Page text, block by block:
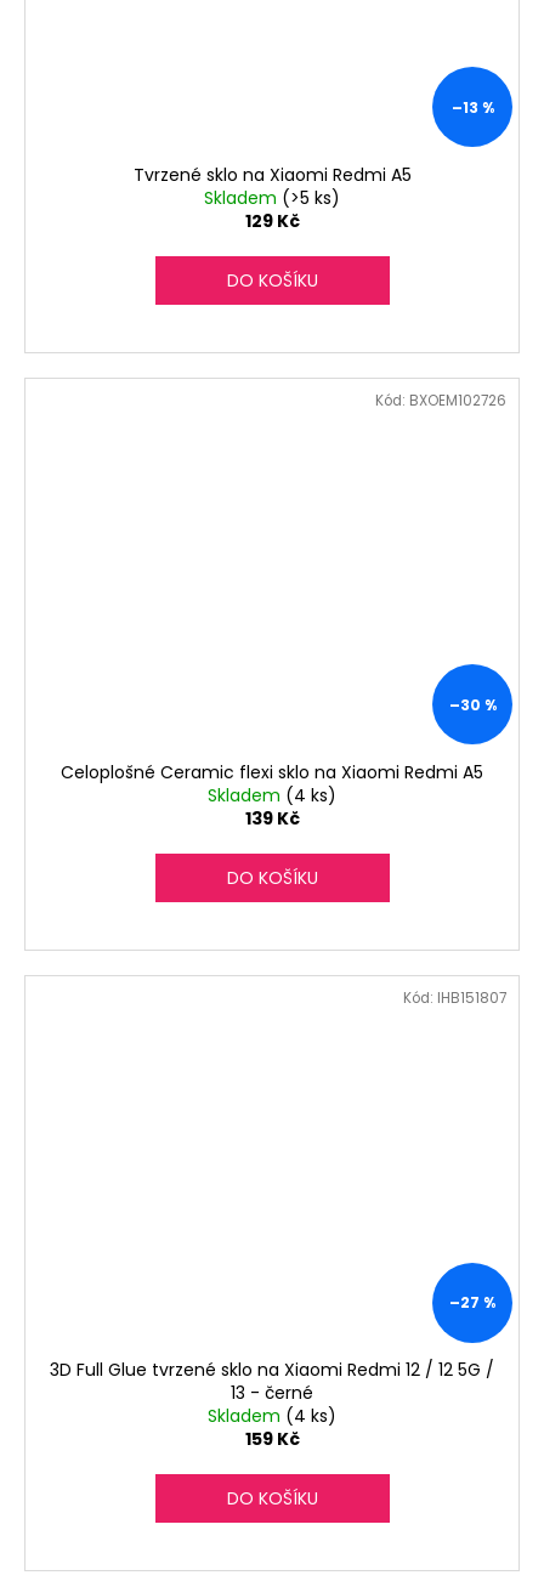
–13 %
Tvrzené sklo na Xiaomi Redmi A5
Skladem (>5 ks)
129 Kč
DO KOŠÍKU
–30 %
Celoplošné Ceramic flexi sklo na Xiaomi Redmi A5
Skladem (4 ks)
139 Kč
DO KOŠÍKU
Kód: BXOEM102726
–27 %
3D Full Glue tvrzené sklo na Xiaomi Redmi 12 / 12 5G /
13 - černé
Skladem (4 ks)
159 Kč
DO KOŠÍKU
Kód: IHB151807